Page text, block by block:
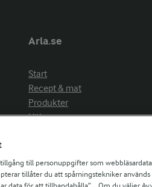
Arla.se
Start
Recept & mat
Produkter
Hälsa
Aktuellt
Om Arla
till personuppgifter som
tillåter du att spårningstekniker